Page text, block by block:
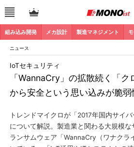
組み込み開発 メカ設計 製造マネジメント
ニュース
「WannaCry」の拡散続く「
から安全という思い込みが脆弱
IoTセキュリティ
トレンドマイクロが「2017年国内サイ
について解説。製造業と関わる大規模
ランサムウェア「WannaCry（ワナクラ